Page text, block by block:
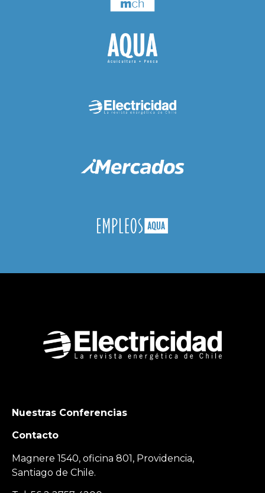
Nuestras Conferencias
Contacto
Magnere 1540, oficina 801, Providencia,
Santiago de Chile.